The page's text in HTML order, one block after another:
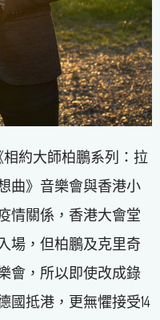
約大師柏鵬系列：拉
曲》音樂會與香港小
情關係，香港大會堂
場，但柏鵬及克里奇
會，所以即使改成錄
國抵港，更無懼接受14